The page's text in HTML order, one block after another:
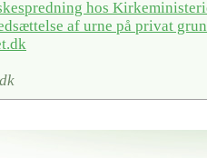
hos
af urne på privat